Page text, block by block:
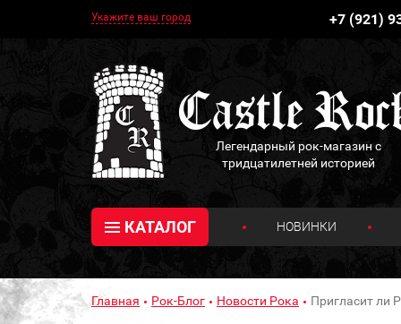
Укажите ваш город +7 (921)
Легендарный рок-магазин с
тридцатилетней историей
КАТАЛОГ НОВИНКИ
Главная Рок-Блог Новости Рока Пригласит ли